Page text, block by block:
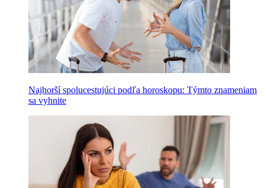
Najhorší spolucestujúci podľa horoskopu: Týmto znameniam
sa vyhnite